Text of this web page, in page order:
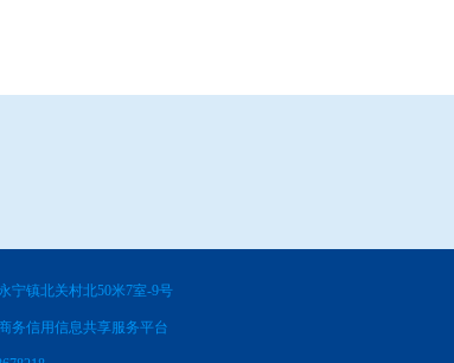
宁镇北关村北50米7室-9号
务信用信息共享服务平台